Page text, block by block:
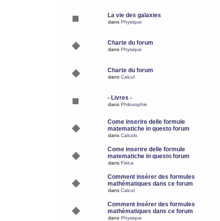
La vie des galaxies
dans Physique
Charte du forum
dans Physique
Charte du forum
dans Calcul
- Livres -
dans Philosophie
Come inserire delle formule
matematiche in questo forum
dans Calcolo
Come inserire delle formule
matematiche in questo forum
dans Fisica
Comment insérer des formules
mathématiques dans ce forum
dans Calcul
Comment insérer des formules
mathématiques dans ce forum
dans Physique